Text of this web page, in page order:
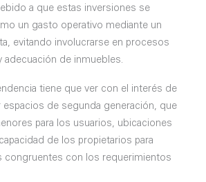
a que estas inversiones se
un gasto operativo mediante un
evitando involucrarse en procesos
adecuación de inmuebles.
tiene que ver con el interés de
espacios de segunda generación, que
para los usuarios, ubicaciones
de los propietarios para
congruentes con los requerimientos